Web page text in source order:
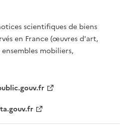
scientifiques de biens
en France (œuvres d'art,
mobiliers,